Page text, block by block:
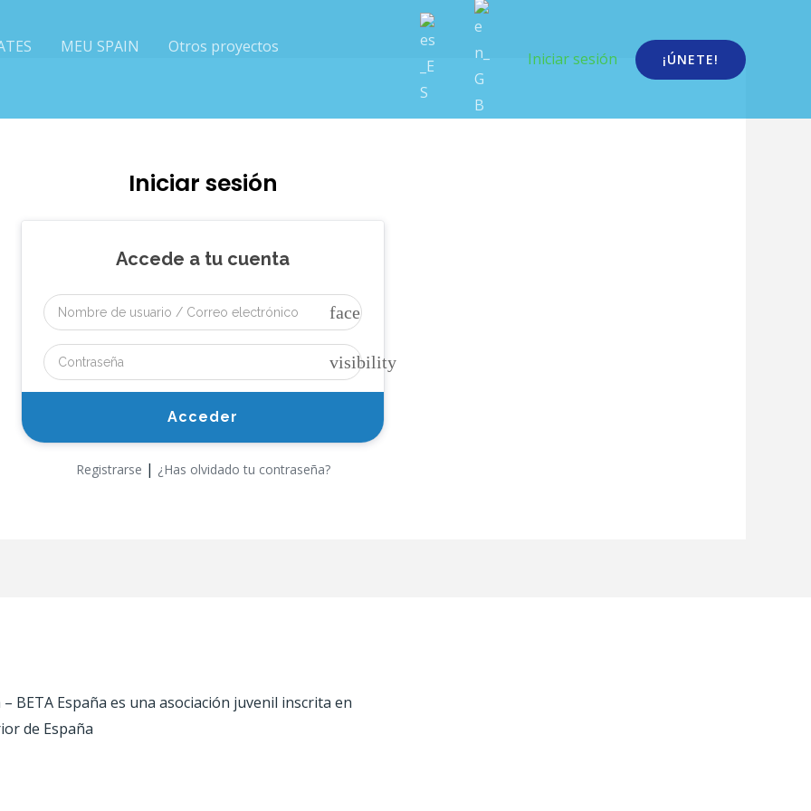
MEU SPAIN
Otros proyectos
Iniciar sesión ¡ÚNETE!
Iniciar sesión
Accede a tu cuenta
face
visibility
Registrarse | ¿Has olvidado tu contraseña?
España es una asociación juvenil inscrita en
de España